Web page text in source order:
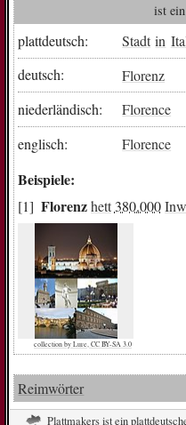
ist
plattdeutsch: Stadt in
deutsch:
Florenz
niederländisch:
Florence
englisch:
Florence
Beispiele:
Florenzhett 380.000
collection by Lure, CC BY-SA 3.0
Reimwörter
Plattmakers ist ein